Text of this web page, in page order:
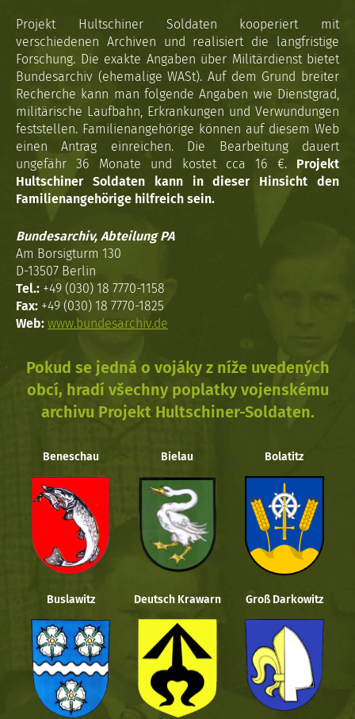
Projekt Hultschiner Soldaten kooperiert mit
verschiedenen Archiven und realisiert die langfristige
Forschung. Die exakte Angaben über Militärdienst bietet
Bundesarchiv (ehemalige WASt). Auf dem Grund breiter
Recherche kann man folgende Angaben wie Dienstgrad,
militärische Laufbahn, Erkrankungen und Verwundungen
feststellen. Familienangehörige können auf diesem Web
einen Antrag einreichen. Die Bearbeitung dauert
ungefähr 36 Monate und kostet cca 16 €. Projekt
Hultschiner Soldaten kann in dieser Hinsicht den
Familienangehörige hilfreich sein.
Bundesarchiv, Abteilung PA
Am Borsigturm 130
D-13507 Berlin
Tel.: +49 (030) 18 7770-1158
Fax: +49 (030) 18 7770-1825
Web: www.bundesarchiv.de
Pokud se jedná o vojáky z níže uvedených
obcí, hradí všechny poplatky vojenskému
archivu Projekt Hultschiner-Soldaten.
Beneschau Bielau Bolatitz
Buslawitz Deutsch Krawarn Groß Darkowitz